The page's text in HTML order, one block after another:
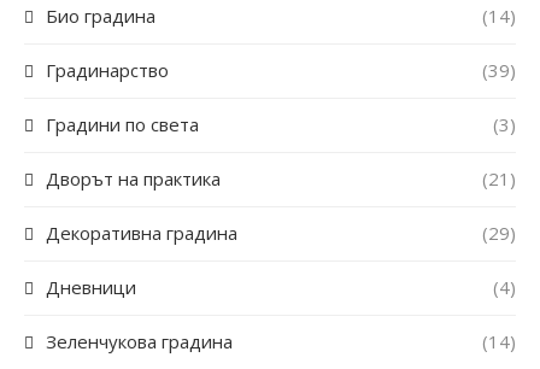
Био градина (14)
Градинарство (39)
Градини по света (3)
Дворът на практика (21)
Декоративна градина (29)
Дневници (4)
Зеленчукова градина (14)